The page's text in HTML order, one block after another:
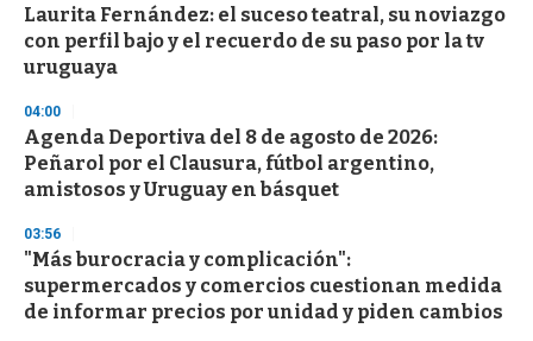
Laurita Fernández: el suceso teatral, su noviazgo
con perfil bajo y el recuerdo de su paso por la tv
uruguaya
04:00
Agenda Deportiva del 8 de agosto de 2026:
Peñarol por el Clausura, fútbol argentino,
amistosos y Uruguay en básquet
03:56
"Más burocracia y complicación":
supermercados y comercios cuestionan medida
de informar precios por unidad y piden cambios